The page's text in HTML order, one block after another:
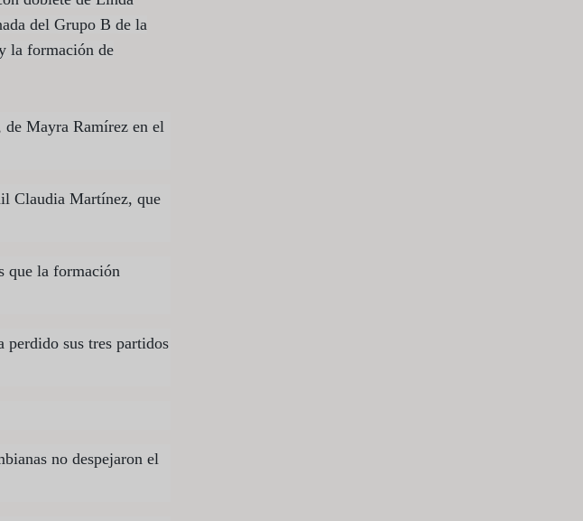
del Grupo B de la
la formación de
Mayra Ramírez en el
Claudia Martínez, que
que la formación
sus tres partidos
no despejaron el